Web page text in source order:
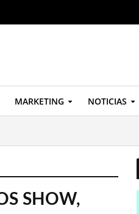
MARKETING NOTICIAS
SHOW,